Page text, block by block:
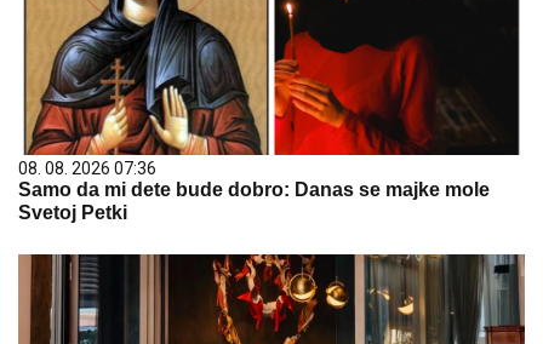
08. 08. 2026 07:36
Samo da mi dete bude dobro: Danas se majke mole
Svetoj Petki